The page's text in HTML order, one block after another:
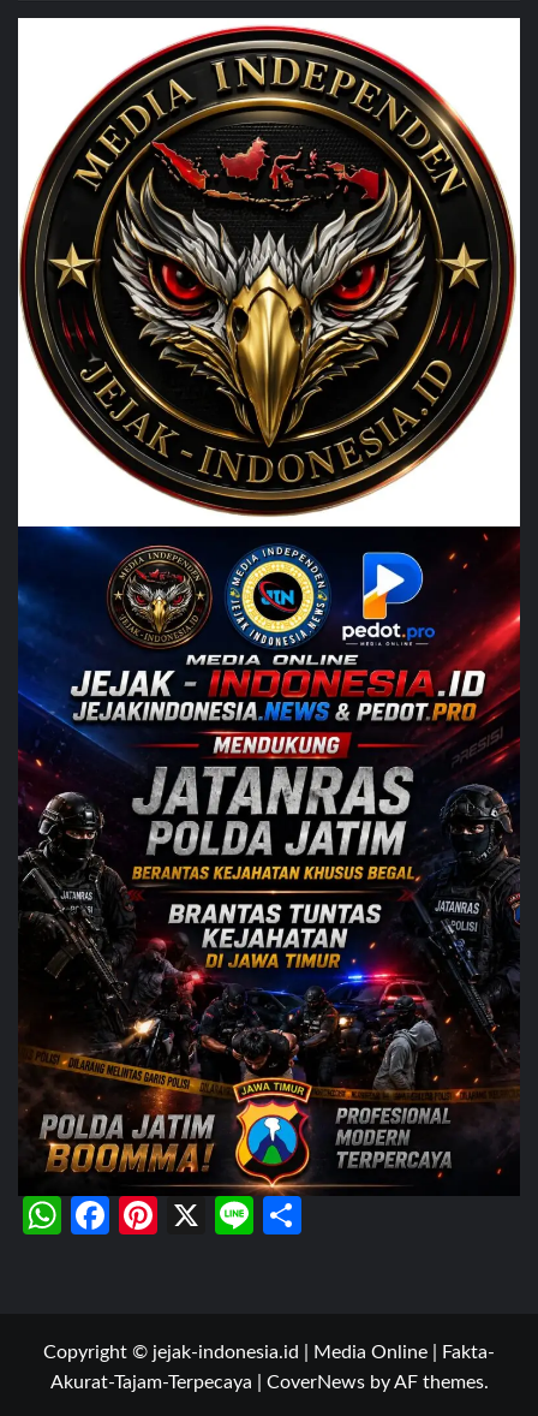
WhatsApp
Facebook
Pinterest
X Line
Copyright © jejak-indonesia.id | Media Online | Fakta-
Akurat-Tajam-Terpecaya
CoverNewsby AF themes.